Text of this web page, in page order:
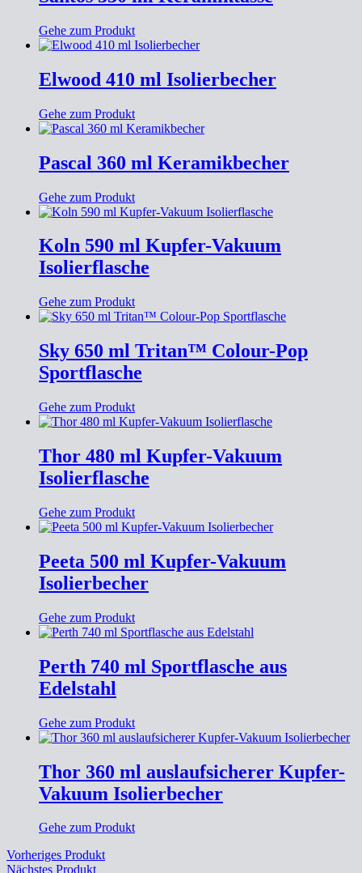
Gehe zum Produkt
Elwood 410 ml Isolierbecher
Gehe zum Produkt
Pascal 360 ml Keramikbecher
Gehe zum Produkt
Koln 590 ml Kupfer-Vakuum
Isolierflasche
Gehe zum Produkt
Sky 650 ml Tritan™ Colour-Pop
Sportflasche
Gehe zum Produkt
Thor 480 ml Kupfer-Vakuum
Isolierflasche
Gehe zum Produkt
Peeta 500 ml Kupfer-Vakuum
Isolierbecher
Gehe zum Produkt
Perth 740 ml Sportflasche aus
Edelstahl
Gehe zum Produkt
Thor 360 ml auslaufsicherer Kupfer-
Vakuum Isolierbecher
Gehe zum Produkt
Vorheriges Produkt
Nächstes Produkt